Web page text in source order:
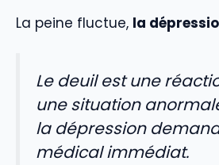
La peine fluctue, la
Le deuil est une
une situation
la dépression
médical immédiat.